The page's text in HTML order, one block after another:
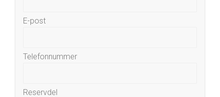
E-post
Telefonnummer
Reservdel